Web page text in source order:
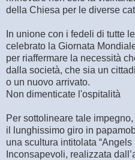
della Chiesa per le diverse
In unione con i fedeli di tutte
celebrato la Giornata
per riaffermare la necessità
dalla società, che sia un
o un nuovo arrivato.
Non dimenticate l'ospitalità
Per sottolineare tale
il lunghissimo giro in
una scultura intitolata “Angels
Inconsapevoli, realizzata